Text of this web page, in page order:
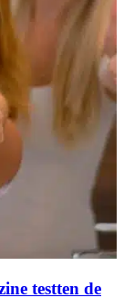
testten de